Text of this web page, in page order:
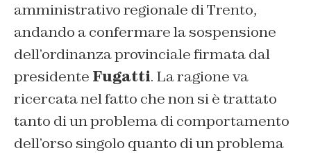
amministrativo regionale di Trento,
andando a confermare la sospensione
dell’ordinanza provinciale firmata dal
presidente Fugatti. La ragione va
ricercata nel fatto che non si è trattato
tanto di un problema di comportamento
dell’orso singolo quanto di un problema